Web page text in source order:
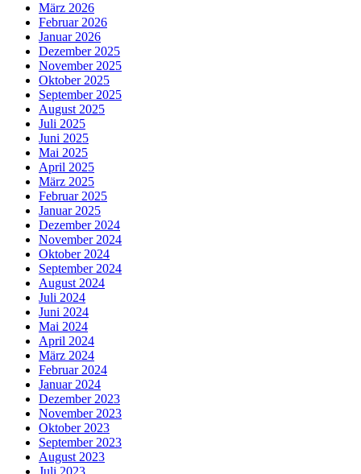
März 2026
Februar 2026
Januar 2026
Dezember 2025
November 2025
Oktober 2025
September 2025
August 2025
Juli 2025
Juni 2025
Mai 2025
April 2025
März 2025
Februar 2025
Januar 2025
Dezember 2024
November 2024
Oktober 2024
September 2024
August 2024
Juli 2024
Juni 2024
Mai 2024
April 2024
März 2024
Februar 2024
Januar 2024
Dezember 2023
November 2023
Oktober 2023
September 2023
August 2023
Juli 2023